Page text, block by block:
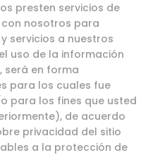
presten servicios de
nosotros para
servicios a nuestros
uso de la información
será en forma
para los cuales fue
para los fines que usted
de acuerdo
privacidad del sitio
a la protección de